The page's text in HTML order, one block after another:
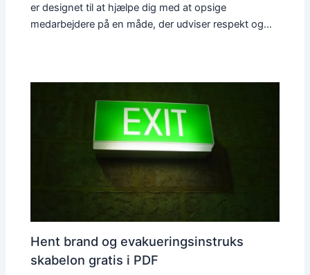
er designet til at hjælpe dig med at opsige
medarbejdere på en måde, der udviser respekt og…
Hent brand og evakueringsinstruks
skabelon gratis i PDF